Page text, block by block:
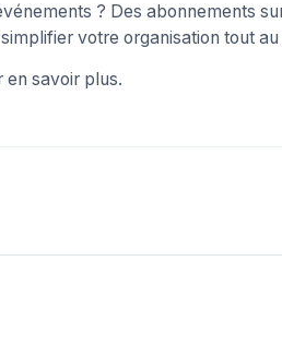
? Des abonnements
votre organisation tout au
en savoir plus.